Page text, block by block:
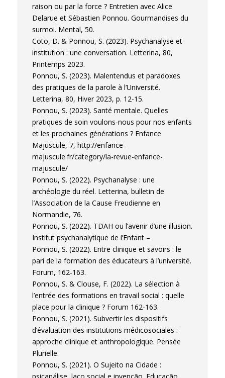
raison ou par la force ? Entretien avec Alice
Delarue et Sébastien Ponnou. Gourmandises du
surmoi. Mental, 50.
Coto, D. & Ponnou, S. (2023). Psychanalyse et
institution : une conversation. Letterina, 80,
Printemps 2023.
Ponnou, S. (2023). Malentendus et paradoxes
des pratiques de la parole à l’Université.
Letterina, 80, Hiver 2023, p. 12-15.
Ponnou, S. (2023). Santé mentale. Quelles
pratiques de soin voulons-nous pour nos enfants
et les prochaines générations ? Enfance
Majuscule, 7, http://enfance-
majuscule.fr/category/la-revue-enfance-
majuscule/
Ponnou, S. (2022). Psychanalyse : une
archéologie du réel. Letterina, bulletin de
l’Association de la Cause Freudienne en
Normandie, 76.
Ponnou, S. (2022). TDAH ou l’avenir d’une illusion.
Institut psychanalytique de l’Enfant –
Ponnou, S. (2022). Entre clinique et savoirs : le
pari de la formation des éducateurs à l’université.
Forum, 162-163.
Ponnou, S. & Clouse, F. (2022). La sélection à
l’entrée des formations en travail social : quelle
place pour la clinique ? Forum 162-163.
Ponnou, S. (2021). Subvertir les dispositifs
d’évaluation des institutions médicosociales :
approche clinique et anthropologique. Pensée
Plurielle.
Ponnou, S. (2021). O Sujeito na Cidade :